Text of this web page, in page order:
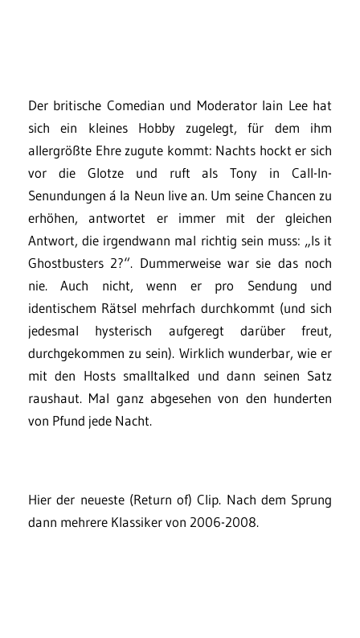
Der britische Comedian und Moderator Iain Lee hat
sich ein kleines Hobby zugelegt, für dem ihm
allergrößte Ehre zugute kommt: Nachts hockt er sich
vor die Glotze und ruft als Tony in Call-In-
Senundungen á la Neun live an. Um seine Chancen zu
erhöhen, antwortet er immer mit der gleichen
Antwort, die irgendwann mal richtig sein muss: „Is it
Ghostbusters 2?“. Dummerweise war sie das noch
nie. Auch nicht, wenn er pro Sendung und
identischem Rätsel mehrfach durchkommt (und sich
jedesmal hysterisch aufgeregt darüber freut,
durchgekommen zu sein). Wirklich wunderbar, wie er
mit den Hosts smalltalked und dann seinen Satz
raushaut. Mal ganz abgesehen von den hunderten
von Pfund jede Nacht.
Hier der neueste (Return of) Clip. Nach dem Sprung
dann mehrere Klassiker von 2006-2008.